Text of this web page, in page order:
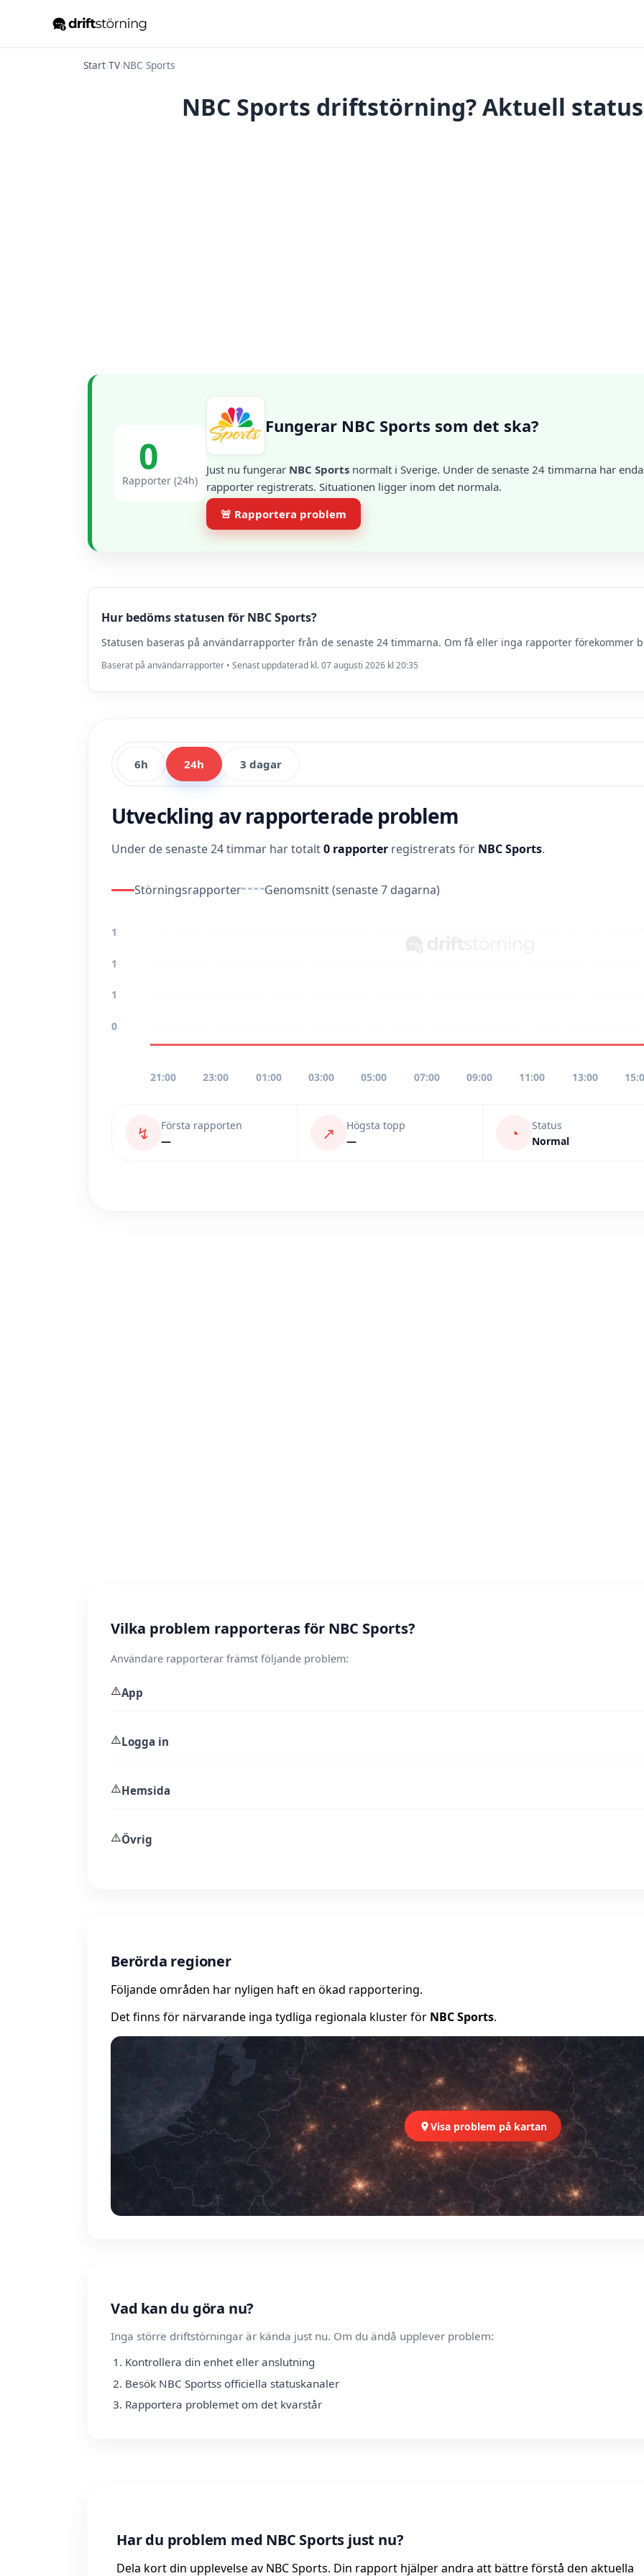
Start›TV›NBC Sports
NBC Sports driftstörning? Aktuell
0
Rapporter (24h)
Fungerar NBC Sports som det ska?
Just nu fungerar NBC Sports normalt i Sverige. Under de senaste 24 timmarna har
rapporter registrerats. Situationen ligger inom det normala.
🚨 Rapportera problem
Hur bedöms statusen för NBC Sports?
Statusen baseras på användarrapporter från de senaste 24 timmarna. Om få eller inga rapporter förekommer
Baserat på användarrapporter • Senast uppdaterad kl. 07 augusti 2026 kl 20:35
6h 24h 3 dagar
Utveckling av rapporterade problem
Under de senaste 24 timmar har totalt0 rapporter registrerats för NBC Sports.
Störningsrapporter Genomsnitt (senaste 7 dagarna)
1
1
1
0
21:00 23:00 01:00 03:00 05:00 07:00 09:00 11:00 13:00
↯
Första rapporten
—
↗
Högsta topp
—
◔
Status
Normal
Vilka problem rapporteras för NBC Sports?
Användare rapporterar främst följande problem:
⚠️App
⚠️Logga in
⚠️Hemsida
⚠️Övrig
Berörda regioner
Följande områden har nyligen haft en ökad rapportering.
Det finns för närvarande inga tydliga regionala kluster för NBC Sports.
Visa problem på kartan
Vad kan du göra nu?
Inga större driftstörningar är kända just nu. Om du ändå upplever problem:
Kontrollera din enhet eller anslutning
Besök NBC Sportss officiella statuskanaler
Rapportera problemet om det kvarstår
Har du problem med NBC Sports just nu?
Dela kort din upplevelse av NBC Sports. Din rapport hjälper andra att bättre förstå den aktuella